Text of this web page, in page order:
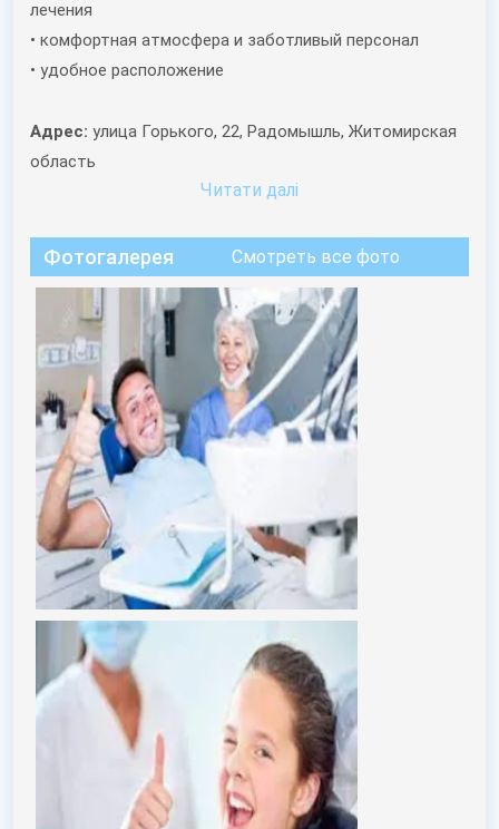
лечения
• комфортная атмосфера и заботливый персонал
• удобное расположение
Адрес: улица Горького, 22, Радомышль, Житомирская
область
Читати далi
Фотогалерея Смотреть все фото